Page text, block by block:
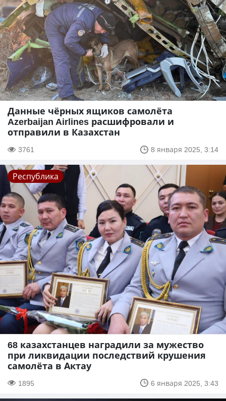
Данные чёрных ящиков самолёта
Azerbaijan Airlines расшифровали и
отправили в Казахстан
3761 8 января 2025, 3:14
Республика
68 казахстанцев наградили за мужество
при ликвидации последствий крушения
самолёта в Актау
1895 6 января 2025, 3:43